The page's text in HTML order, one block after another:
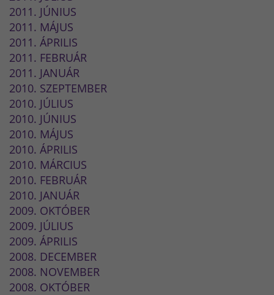
2011. JÚNIUS
2011. MÁJUS
2011. ÁPRILIS
2011. FEBRUÁR
2011. JANUÁR
2010. SZEPTEMBER
2010. JÚLIUS
2010. JÚNIUS
2010. MÁJUS
2010. ÁPRILIS
2010. MÁRCIUS
2010. FEBRUÁR
2010. JANUÁR
2009. OKTÓBER
2009. JÚLIUS
2009. ÁPRILIS
2008. DECEMBER
2008. NOVEMBER
2008. OKTÓBER